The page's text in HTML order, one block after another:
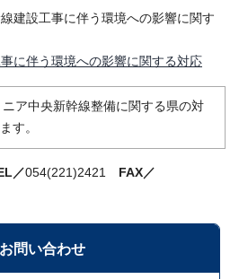
建設工事に伴う環境への影響に関す
に伴う環境への影響に関する対応
ア中央新幹線整備に関する県の対
す。
／054(221)2421
FAX／
お問い合わせ